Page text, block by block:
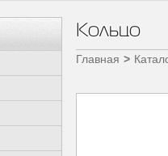
Кольцо
Главная